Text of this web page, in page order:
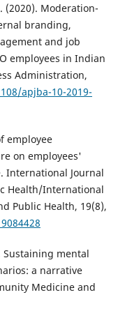
(2020). Moderation-
branding,
and job
employees in Indian
Administration,
apjba-10-2019-
employee
on employees'
International Journal
Health/International
Public Health, 19(8),
Sustaining mental
a narrative
Medicine and